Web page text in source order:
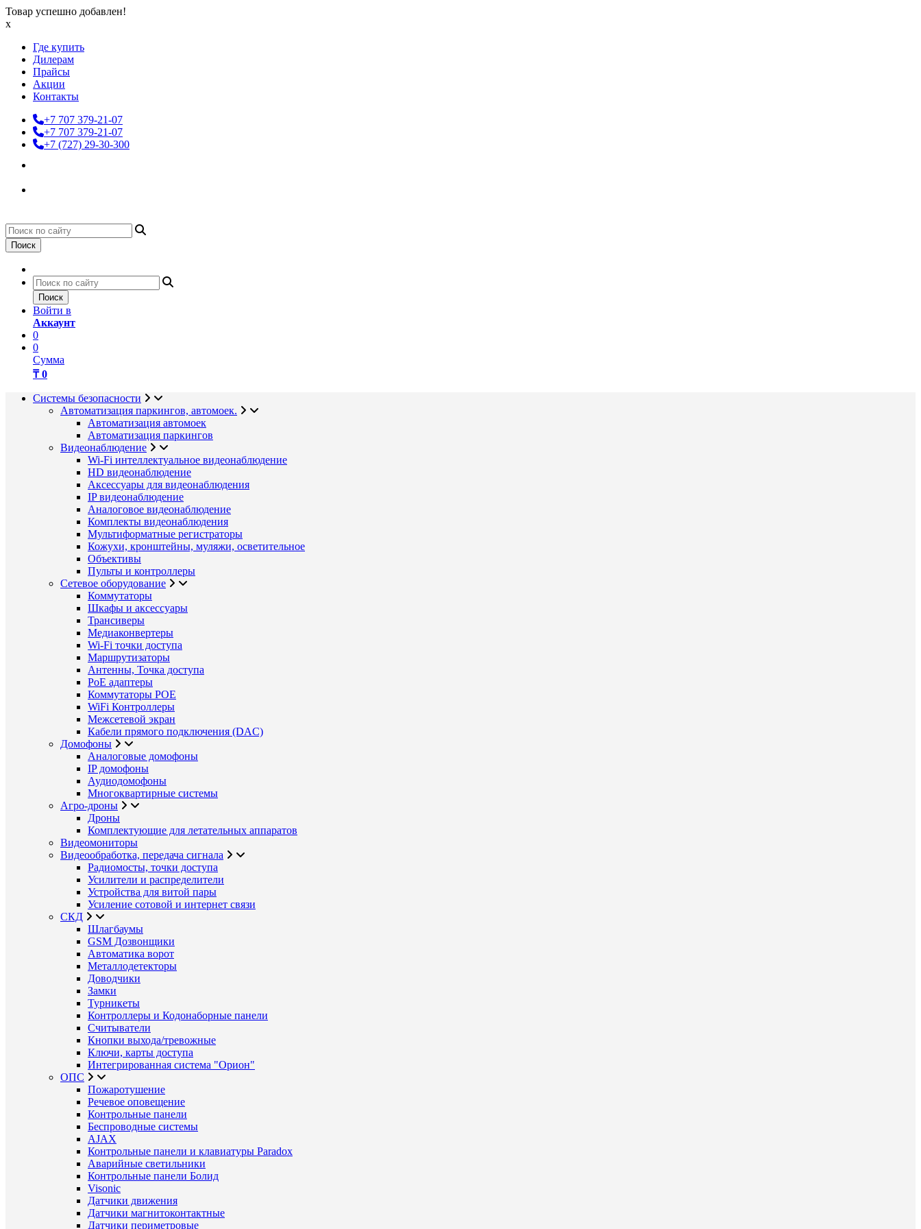
Товар успешно добавлен!
x
Где купить
Дилерам
Прайсы
Акции
Контакты
+7 707 379-21-07
+7 707 379-21-07
+7 (727) 29-30-300
Поиск
Поиск
Войти в
Аккаунт
0
0
Сумма
₸ 0
Системы безопасности
Автоматизация паркингов, автомоек.
Автоматизация автомоек
Автоматизация паркингов
Видеонаблюдение
Wi-Fi интеллектуальное видеонаблюдение
HD видеонаблюдение
Аксессуары для видеонаблюдения
IP видеонаблюдение
Аналоговое видеонаблюдение
Комплекты видеонаблюдения
Мультиформатные регистраторы
Кожухи, кронштейны, муляжи, осветительное
Объективы
Пульты и контроллеры
Сетевое оборудование
Коммутаторы
Шкафы и аксессуары
Трансиверы
Медиаконвертеры
Wi-Fi точки доступа
Маршрутизаторы
Антенны, Точка доступа
PoE адаптеры
Коммутаторы POE
WiFi Контроллеры
Межсетевой экран
Кабели прямого подключения (DAC)
Домофоны
Аналоговые домофоны
IP домофоны
Аудиодомофоны
Многоквартирные системы
Агро-дроны
Дроны
Комплектующие для летательных аппаратов
Видеомониторы
Видеообработка, передача сигнала
Радиомосты, точки доступа
Усилители и распределители
Устройства для витой пары
Усиление сотовой и интернет связи
СКД
Шлагбаумы
GSM Дозвонщики
Автоматика ворот
Металлодетекторы
Доводчики
Замки
Турникеты
Контроллеры и Кодонаборные панели
Считыватели
Кнопки выхода/тревожные
Ключи, карты доступа
Интегрированная система "Орион"
ОПС
Пожаротушение
Речевое оповещение
Контрольные панели
Беспроводные системы
AJAX
Контрольные панели и клавиатуры Paradox
Аварийные светильники
Контрольные панели Болид
Visonic
Датчики движения
Датчики магнитоконтактные
Датчики периметровые